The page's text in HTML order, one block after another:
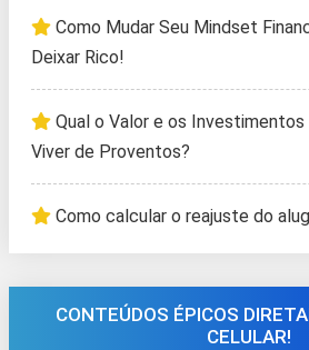
Como Mudar Seu Mindset
Deixar Rico!
Qual o Valor e os
Viver de Proventos?
Como calcular o reajuste do
CONTEÚDOS ÉPICOS
CELULAR!